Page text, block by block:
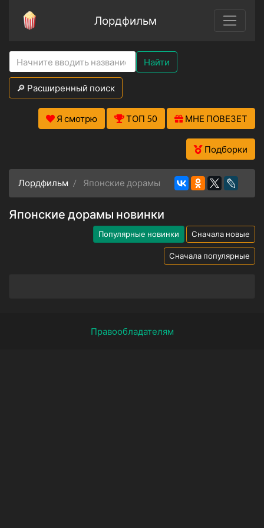
Лордфильм
Найти
🔎 Расширенный поиск
Я смотрю ТОП 50 МНЕ ПОВЕЗЕТ
Подборки
Лордфильм Японские дорамы
Японские дорамы новинки
Популярные новинки Сначала новые
Сначала популярные
Правообладателям